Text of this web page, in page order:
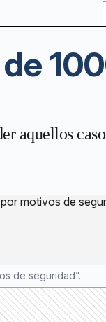
aquellos
de seguridad”.